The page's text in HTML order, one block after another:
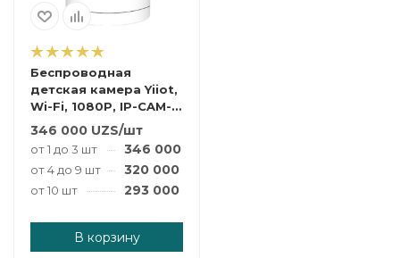
Беспроводная
детская камера Yiiot,
Wi-Fi, 1080P, IP-CAM-
YIIOT-WIFI-1080P
346 000 UZS/шт
от 1 до 3 шт 346 000UZS
от 4 до 9 шт 320 000UZS
от 10 шт 293 000UZS
В корзину